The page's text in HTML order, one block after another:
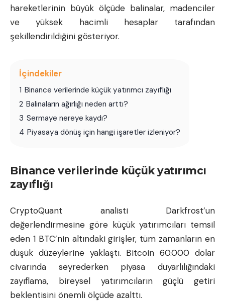
hareketlerinin büyük ölçüde balinalar, madenciler
ve yüksek hacimli hesaplar tarafından
şekillendirildiğini gösteriyor.
İçindekiler
1 Binance verilerinde küçük yatırımcı zayıflığı
2 Balinaların ağırlığı neden arttı?
3 Sermaye nereye kaydı?
4 Piyasaya dönüş için hangi işaretler izleniyor?
Binance verilerinde küçük yatırımcı
zayıflığı
CryptoQuant analisti Darkfrost’un
değerlendirmesine göre küçük yatırımcıları temsil
eden 1 BTC’nin altındaki girişler, tüm zamanların en
düşük düzeylerine yaklaştı. Bitcoin 60.000 dolar
civarında seyrederken piyasa duyarlılığındaki
zayıflama, bireysel yatırımcıların güçlü getiri
beklentisini önemli ölçüde azalttı.